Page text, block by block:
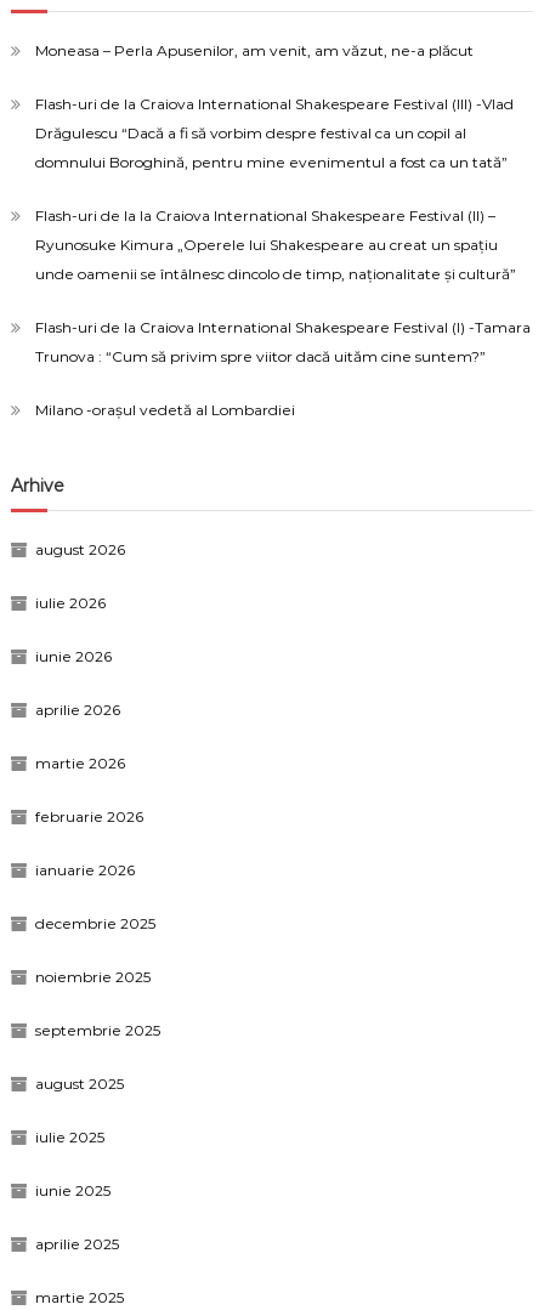
Moneasa – Perla Apusenilor, am venit, am văzut, ne-a plăcut
Flash-uri de la Craiova International Shakespeare Festival (III) -Vlad
Drăgulescu “Dacă a fi să vorbim despre festival ca un copil al
domnului Boroghină, pentru mine evenimentul a fost ca un tată”
Flash-uri de la la Craiova International Shakespeare Festival (II) –
Ryunosuke Kimura „Operele lui Shakespeare au creat un spațiu
unde oamenii se întâlnesc dincolo de timp, naționalitate și cultură”
Flash-uri de la Craiova International Shakespeare Festival (I) -Tamara
Trunova : “Cum să privim spre viitor dacă uităm cine suntem?”
Milano -orașul vedetă al Lombardiei
Arhive
august 2026
iulie 2026
iunie 2026
aprilie 2026
martie 2026
februarie 2026
ianuarie 2026
decembrie 2025
noiembrie 2025
septembrie 2025
august 2025
iulie 2025
iunie 2025
aprilie 2025
martie 2025